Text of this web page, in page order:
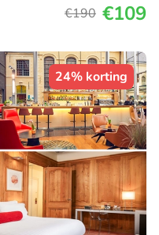
€190 €109
24% korting